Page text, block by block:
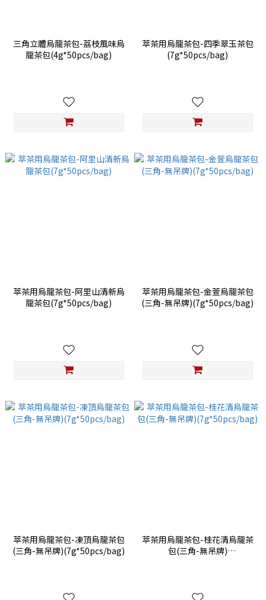
三角立體烏龍茶包-荔枝風味烏
龍茶包(4g*50pcs/bag)
萃茶用烏龍茶包-四季翠玉茶包
(7g*50pcs/bag)
萃茶用烏龍茶包-阿里山清新烏
龍茶包(7g*50pcs/bag)
萃茶用烏龍茶包-金萱烏龍茶包
(三角-無吊牌)(7g*50pcs/bag)
萃茶用烏龍茶包-凍頂烏龍茶包
(三角-無吊牌)(7g*50pcs/bag)
萃茶用烏龍茶包-桂花清烏龍茶
包(三角-無吊牌)